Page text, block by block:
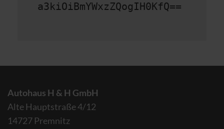
a3kiOiBmYWxzZQogIH0KfQ==
Autohaus H & H GmbH
Alte Hauptstraße 4/12
14727 Premnitz